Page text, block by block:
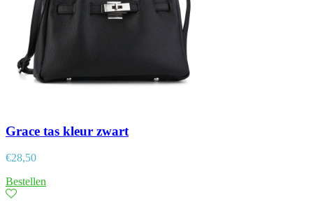
Grace tas kleur zwart
€28,50
Bestellen